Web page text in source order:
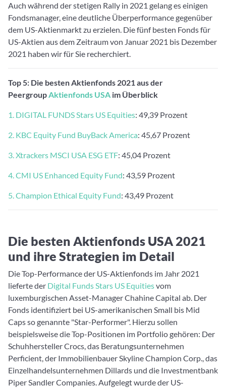
Auch während der stetigen Rally in 2021 gelang es einigen
Fondsmanager, eine deutliche Überperformance gegenüber
dem US-Aktienmarkt zu erzielen. Die fünf besten Fonds für
US-Aktien aus dem Zeitraum von Januar 2021 bis Dezember
2021 haben wir für Sie recherchiert.
Top 5: Die besten Aktienfonds 2021 aus der
PeergroupAktienfonds USA im Überblick
1. DIGITAL FUNDS Stars US Equities: 49,39 Prozent
2. KBC Equity Fund BuyBack America: 45,67 Prozent
3. Xtrackers MSCI USA ESG ETF: 45,04 Prozent
4. CMI US Enhanced Equity Fund: 43,59 Prozent
5. Champion Ethical Equity Fund: 43,49 Prozent
Die besten Aktienfonds USA 2021
und ihre Strategien im Detail
Die Top-Performance der US-Aktienfonds im Jahr 2021
lieferte der Digital Funds Stars US Equitiesvom
luxemburgischen Asset-Manager Chahine Capital ab. Der
Fonds identifiziert bei US-amerikanischen Small bis Mid
Caps so genannte "Star-Performer". Hierzu sollen
beispielsweise die Top-Positionen im Portfolio gehören: Der
Schuhhersteller Crocs, das Beratungsunternehmen
Perficient, der Immobilienbauer Skyline Champion Corp., das
Einzelhandelsunternehmen Dillards und die Investmentbank
Piper Sandler Companies. Aufgelegt wurde der US-